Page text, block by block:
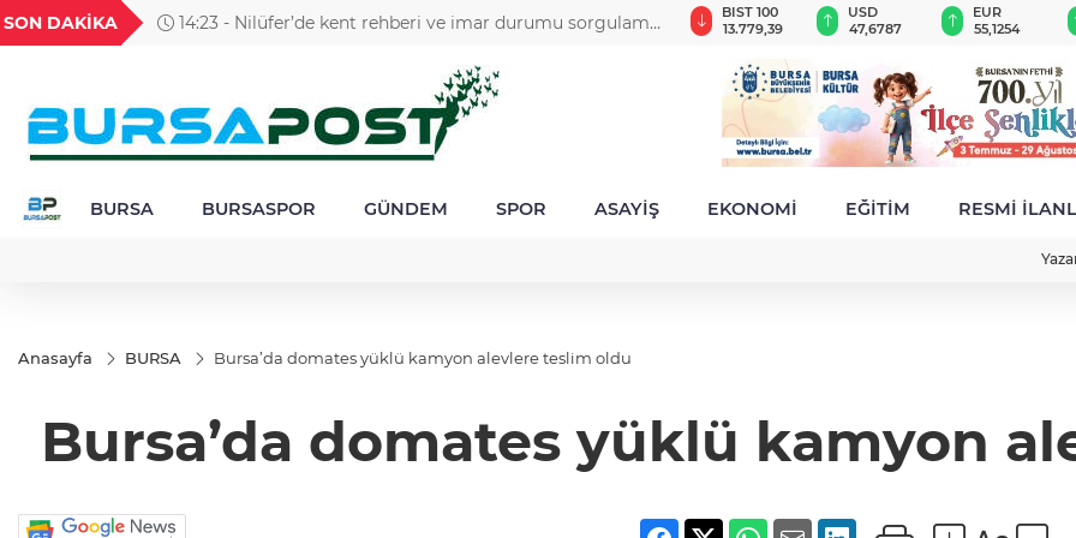
SON DAKİKA
14:23 - Nilüfer’de kent rehberi ve imar durumu sorgulama
18,2677
TND
16,3788
27,9743
0,0018
GAU/TRY
6.660,55
BIST 100
13.779,39
USD
47,6787
EUR
55,1254
BURSA BURSASPOR GÜNDEM SPOR ASAYİŞ EKONOMİ EĞİTİM RESMİ
Anasayfa BURSA Bursa’da domates yüklü kamyon alevlere teslim oldu
Bursa’da domates yüklü kamyon